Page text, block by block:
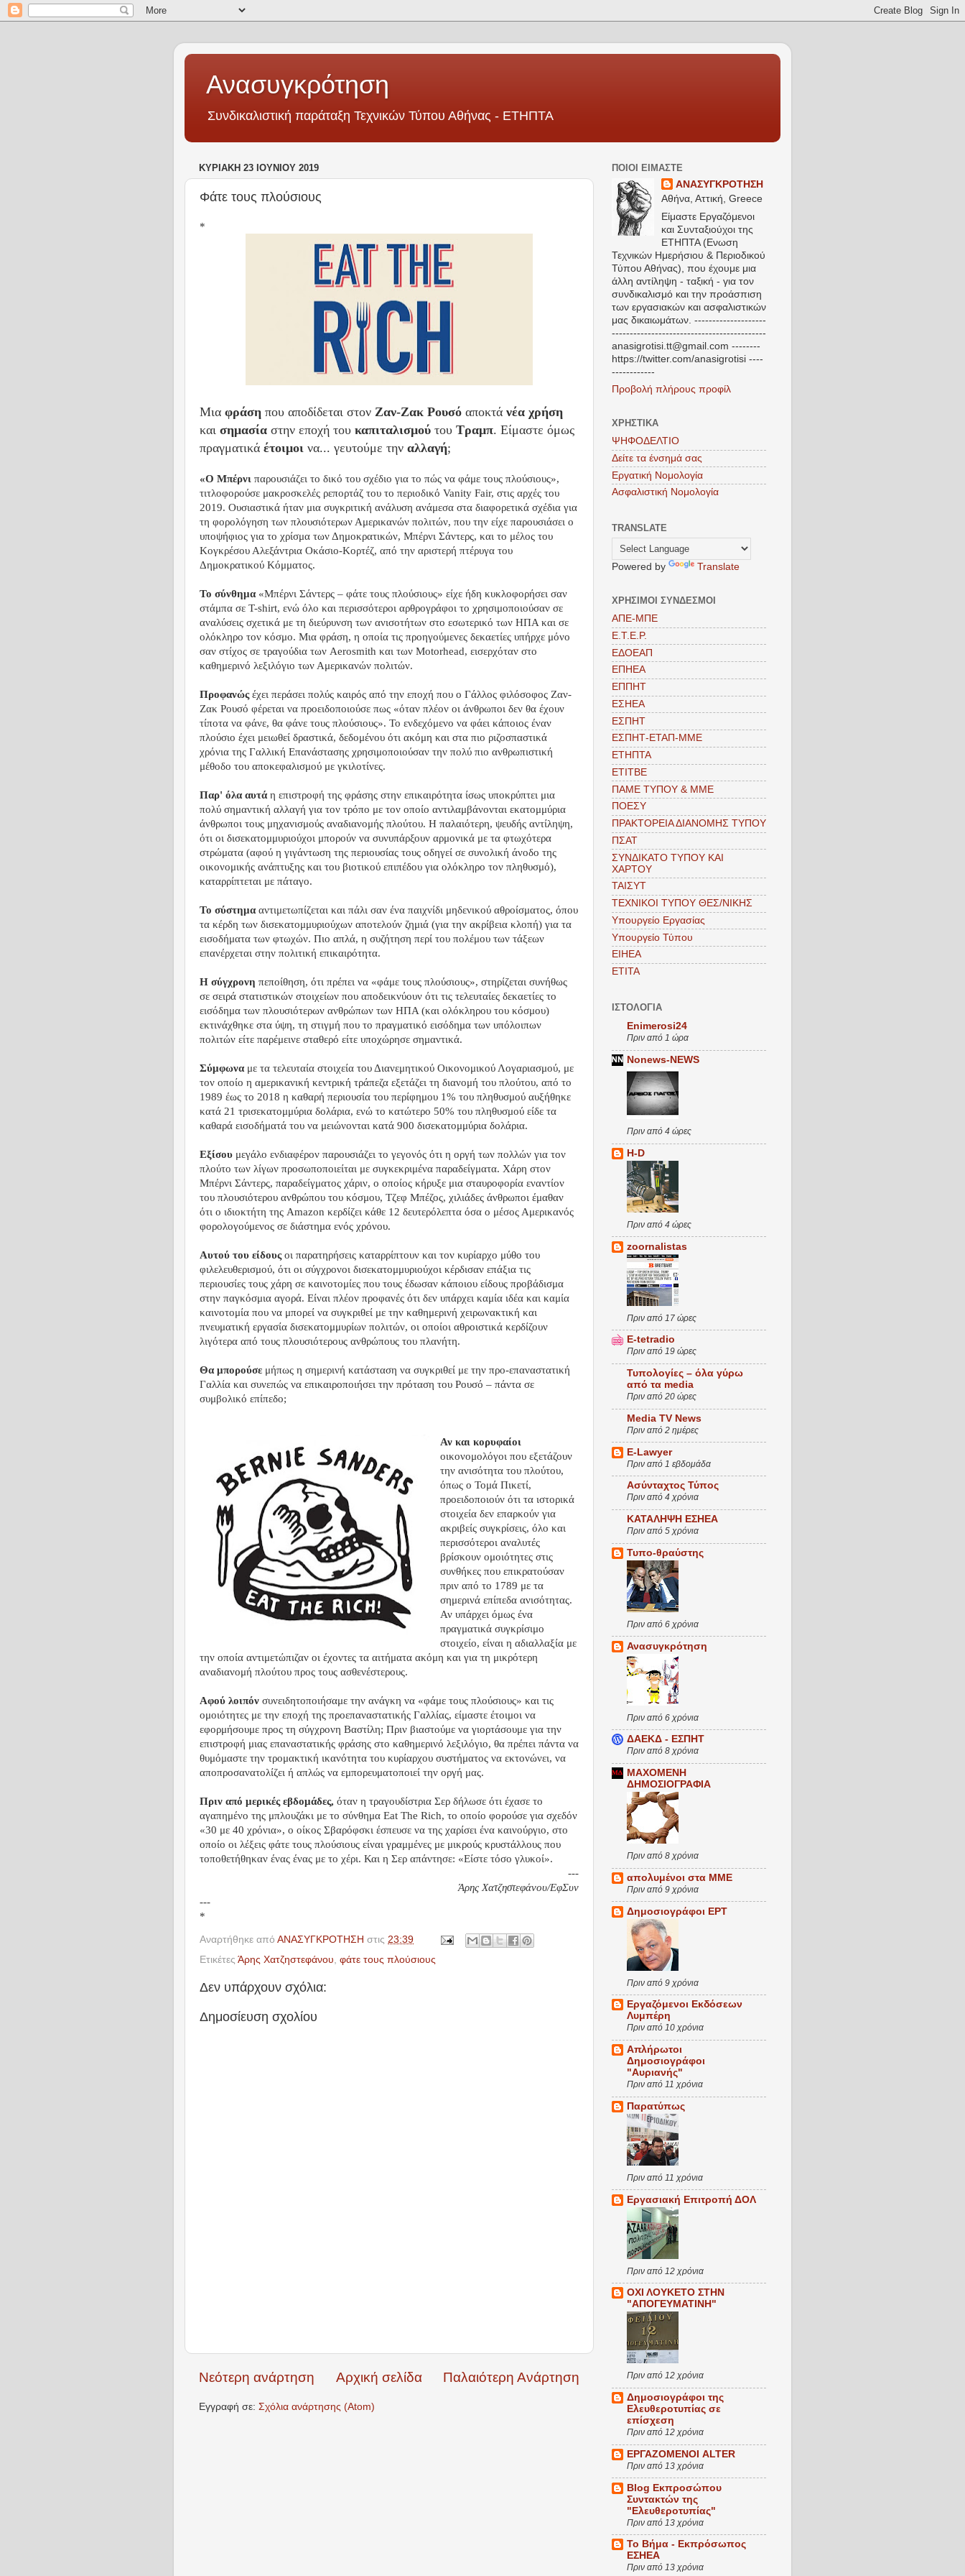
Ανασυγκρότηση
Συνδικαλιστική παράταξη Τεχνικών Τύπου Αθήνας - ΕΤΗΠΤΑ
ΚΥΡΙΑΚΉ 23 ΙΟΥΝΊΟΥ 2019
Φάτε τους πλούσιους
*
Μια φράση που αποδίδεται στον Ζαν-Ζακ Ρουσό αποκτά νέα χρήση
και σημασία στην εποχή του καπιταλισμού του Τραμπ. Είμαστε όμως
πραγματικά έτοιμοι να... γευτούμε την αλλαγή;
«Ο Μπέρνι παρουσιάζει το δικό του σχέδιο για το πώς να φάμε τους πλούσιους»,
τιτλοφορούσε μακροσκελές ρεπορτάζ του το περιοδικό Vanity Fair, στις αρχές του
2019. Ουσιαστικά ήταν μια συγκριτική ανάλυση ανάμεσα στα διαφορετικά σχέδια για
τη φορολόγηση των πλουσιότερων Αμερικανών πολιτών, που την είχε παρουσιάσει ο
υποψήφιος για το χρίσμα των Δημοκρατικών, Μπέρνι Σάντερς, και το μέλος του
Κογκρέσου Αλεξάντρια Οκάσιο-Κορτέζ, από την αριστερή πτέρυγα του
Δημοκρατικού Κόμματος.
Το σύνθημα «Μπέρνι Σάντερς – φάτε τους πλούσιους» είχε ήδη κυκλοφορήσει σαν
στάμπα σε T-shirt, ενώ όλο και περισσότεροι αρθρογράφοι το χρησιμοποιούσαν σε
αναλύσεις σχετικά με τη διεύρυνση των ανισοτήτων στο εσωτερικό των ΗΠΑ και σε
ολόκληρο τον κόσμο. Μια φράση, η οποία τις προηγούμενες δεκαετίες υπήρχε μόνο
σαν στίχος σε τραγούδια των Aerosmith και των Motorhead, εισερχόταν στο
καθημερινό λεξιλόγιο των Αμερικανών πολιτών.
Προφανώςέχει περάσει πολύς καιρός από την εποχή που ο Γάλλος φιλόσοφος Ζαν-
Ζακ Ρουσό φέρεται να προειδοποιούσε πως «όταν πλέον οι άνθρωποι δεν θα έχουν
τίποτα να φάνε, θα φάνε τους πλούσιους». Το ενδεχόμενο να φάει κάποιος έναν
πλούσιο έχει μειωθεί δραστικά, δεδομένου ότι ακόμη και στα πιο ριζοσπαστικά
χρόνια της Γαλλική Επανάστασης χρησιμοποιούσαν την πολύ πιο ανθρωπιστική
μέθοδο του αποκεφαλισμού με γκιλοτίνες.
Παρ' όλα αυτά η επιστροφή της φράσης στην επικαιρότητα ίσως υποκρύπτει μια
πολύ σημαντική αλλαγή για τον τρόπο με τον οποίο αντιλαμβάνονται εκατομμύρια
άνθρωποι τους μηχανισμούς αναδιανομής πλούτου. Η παλαιότερη, ψευδής αντίληψη,
ότι οι δισεκατομμυριούχοι μπορούν να συνυπάρξουν αρμονικά με τα φτωχότερα
στρώματα (αφού η γιγάντωση της περιουσίας τους οδηγεί σε συνολική άνοδο της
οικονομικής ανάπτυξης και του βιοτικού επιπέδου για ολόκληρο τον πληθυσμό),
καταρρίπτεται με πάταγο.
Το σύστημα αντιμετωπίζεται και πάλι σαν ένα παιχνίδι μηδενικού αθροίσματος, όπου
τα κέρδη των δισεκατομμυριούχων αποτελούν ζημιά (για την ακρίβεια κλοπή) για τα
εισοδήματα των φτωχών. Πιο απλά, η συζήτηση περί του πολέμου των τάξεων
επανέρχεται στην πολιτική επικαιρότητα.
H σύγχρονη πεποίθηση, ότι πρέπει να «φάμε τους πλούσιους», στηρίζεται συνήθως
σε σειρά στατιστικών στοιχείων που αποδεικνύουν ότι τις τελευταίες δεκαετίες το
εισόδημα των πλουσιότερων ανθρώπων των ΗΠΑ (και ολόκληρου του κόσμου)
εκτινάχθηκε στα ύψη, τη στιγμή που το πραγματικό εισόδημα των υπόλοιπων
πολιτών είτε παρέμεινε σταθερό είτε υποχώρησε σημαντικά.
Σύμφωνα με τα τελευταία στοιχεία του Διανεμητικού Οικονομικού Λογαριασμού, με
τον οποίο η αμερικανική κεντρική τράπεζα εξετάζει τη διανομή του πλούτου, από το
1989 έως το 2018 η καθαρή περιουσία του περίφημου 1% του πληθυσμού αυξήθηκε
κατά 21 τρισεκατομμύρια δολάρια, ενώ το κατώτερο 50% του πληθυσμού είδε τα
καθαρά εισοδήματά του να μειώνονται κατά 900 δισεκατομμύρια δολάρια.
Εξίσου μεγάλο ενδιαφέρον παρουσιάζει το γεγονός ότι η οργή των πολλών για τον
πλούτο των λίγων προσωποποιείται με συγκεκριμένα παραδείγματα. Χάρη στον
Μπέρνι Σάντερς, παραδείγματος χάριν, ο οποίος κήρυξε μια σταυροφορία εναντίον
του πλουσιότερου ανθρώπου του κόσμου, Τζεφ Μπέζος, χιλιάδες άνθρωποι έμαθαν
ότι ο ιδιοκτήτη της Amazon κερδίζει κάθε 12 δευτερόλεπτα όσα ο μέσος Αμερικανός
φορολογούμενος σε διάστημα ενός χρόνου.
Αυτού του είδουςοι παρατηρήσεις καταρρίπτουν και τον κυρίαρχο μύθο του
φιλελευθερισμού, ότι οι σύγχρονοι δισεκατομμυριούχοι κέρδισαν επάξια τις
περιουσίες τους χάρη σε καινοτομίες που τους έδωσαν κάποιου είδους προβάδισμα
στην παγκόσμια αγορά. Είναι πλέον προφανές ότι δεν υπάρχει καμία ιδέα και καμία
καινοτομία που να μπορεί να συγκριθεί με την καθημερινή χειρωνακτική και
πνευματική εργασία δισεκατομμυρίων πολιτών, οι οποίοι αθροιστικά κερδίζουν
λιγότερα από τους πλουσιότερους ανθρώπους του πλανήτη.
Θα μπορούσε μήπως η σημερινή κατάσταση να συγκριθεί με την προ-επαναστατική
Γαλλία και συνεπώς να επικαιροποιήσει την πρόταση του Ρουσό – πάντα σε
συμβολικό επίπεδο;
Αν και κορυφαίοι
οικονομολόγοι που εξετάζουν
την ανισότητα του πλούτου,
όπως ο Τομά Πικετί,
προειδοποιούν ότι τα ιστορικά
στοιχεία δεν επαρκούν για
ακριβείς συγκρίσεις, όλο και
περισσότεροι αναλυτές
βρίσκουν ομοιότητες στις
συνθήκες που επικρατούσαν
πριν από το 1789 με τα
σημερινά επίπεδα ανισότητας.
Αν υπάρχει όμως ένα
πραγματικά συγκρίσιμο
στοιχείο, είναι η αδιαλλαξία με
την οποία αντιμετώπιζαν οι έχοντες τα αιτήματα ακόμη και για τη μικρότερη
αναδιανομή πλούτου προς τους ασθενέστερους.
Αφού λοιπόν συνειδητοποιήσαμε την ανάγκη να «φάμε τους πλούσιους» και τις
ομοιότητες με την εποχή της προεπαναστατικής Γαλλίας, είμαστε έτοιμοι να
εφορμήσουμε προς τη σύγχρονη Βαστίλη; Πριν βιαστούμε να γιορτάσουμε για την
επιστροφή μιας επαναστατικής φράσης στο καθημερινό λεξιλόγιο, θα πρέπει πάντα να
θυμόμαστε την τρομακτική ικανότητα του κυρίαρχου συστήματος να εκτονώνει, να
αποπροσανατολίζει ή απλώς να εμπορευματοποιεί την οργή μας.
Πριν από μερικές εβδομάδες, όταν η τραγουδίστρια Σερ δήλωσε ότι έχασε το
αγαπημένο της μπλουζάκι με το σύνθημα Eat The Rich, το οποίο φορούσε για σχεδόν
«30 με 40 χρόνια», ο οίκος Σβαρόφσκι έσπευσε να της χαρίσει ένα καινούργιο, στο
οποίο οι λέξεις φάτε τους πλούσιους είναι γραμμένες με μικρούς κρυστάλλους που
τοποθετήθηκαν ένας ένας με το χέρι. Και η Σερ απάντησε: «Είστε τόσο γλυκοί».
---
Άρης Χατζηστεφάνου/ΕφΣυν
---
*
Αναρτήθηκε από ΑΝΑΣΥΓΚΡΟΤΗΣΗ στις 23:39
Ετικέτες Άρης Χατζηστεφάνου φάτε τους πλούσιους
Δεν υπάρχουν σχόλια:
Δημοσίευση σχολίου
Νεότερη ανάρτηση Παλαιότερη Ανάρτηση
Αρχική σελίδα
Εγγραφή σε: Σχόλια ανάρτησης (Atom)
ΠΟΙΟΙ ΕΙΜΑΣΤΕ
ΑΝΑΣΥΓΚΡΟΤΗΣΗ
Αθήνα, Αττική, Greece
Είμαστε Εργαζόμενοι
και Συνταξιούχοι της
ΕΤΗΠΤΑ (Ενωση
Τεχνικών Ημερήσιου & Περιοδικού
Τύπου Αθήνας), που έχουμε μια
άλλη αντίληψη - ταξική - για τον
συνδικαλισμό και την προάσπιση
των εργασιακών και ασφαλιστικών
μας δικαιωμάτων. --------------------
-------------------------------------------
anasigrotisi.tt@gmail.com --------
https://twitter.com/anasigrotisi ----
------------
Προβολή πλήρους προφίλ
ΧΡΗΣΤΙΚΑ
ΨΗΦΟΔΕΛΤΙΟ
Δείτε τα ένσημά σας
Εργατική Νομολογία
Ασφαλιστική Νομολογία
TRANSLATE
Powered by Translate
ΧΡΗΣΙΜΟΙ ΣΥΝΔΕΣΜΟΙ
ΑΠΕ-ΜΠΕ
Ε.Τ.Ε.Ρ.
ΕΔΟΕΑΠ
ΕΠΗΕΑ
ΕΠΠΗΤ
ΕΣΗΕΑ
ΕΣΠΗΤ
ΕΣΠΗΤ-ΕΤΑΠ-MME
ΕΤΗΠΤΑ
ΕΤΙΤΒΕ
ΠΑΜΕ ΤΥΠΟΥ & ΜΜΕ
ΠΟΕΣΥ
ΠΡΑΚΤΟΡΕΙΑ ΔΙΑΝΟΜΗΣ ΤΥΠΟΥ
ΠΣΑΤ
ΣΥΝΔΙΚΑΤΟ ΤΥΠΟΥ ΚΑΙ
ΧΑΡΤΟΥ
ΤΑΙΣΥΤ
ΤΕΧΝΙΚΟΙ ΤΥΠΟΥ ΘΕΣ/ΝΙΚΗΣ
Υπουργείο Εργασίας
Υπουργείο Τύπου
EIHEA
ETITA
ΙΣΤΟΛΟΓΙΑ
Enimerosi24
Πριν από 1 ώρα
Nonews-NEWS
Πριν από 4 ώρες
H-D
Πριν από 4 ώρες
zoornalistas
Πριν από 17 ώρες
E-tetradio
Πριν από 19 ώρες
Τυπολογίες – όλα γύρω
από τα media
Πριν από 20 ώρες
Media TV News
Πριν από 2 ημέρες
E-Lawyer
Πριν από 1 εβδομάδα
Ασύνταχτος Τύπος
Πριν από 4 χρόνια
ΚΑΤΑΛΗΨΗ ΕΣΗΕΑ
Πριν από 5 χρόνια
Τυπο-θραύστης
Πριν από 6 χρόνια
Ανασυγκρότηση
Πριν από 6 χρόνια
ΔΑΕΚΔ - ΕΣΠΗΤ
Πριν από 8 χρόνια
ΜΑΧΟΜΕΝΗ
ΔΗΜΟΣΙΟΓΡΑΦΙΑ
Πριν από 8 χρόνια
απολυμένοι στα ΜΜΕ
Πριν από 9 χρόνια
Δημοσιογράφοι ΕΡΤ
Πριν από 9 χρόνια
Εργαζόμενοι Εκδόσεων
Λυμπέρη
Πριν από 10 χρόνια
Απλήρωτοι
Δημοσιογράφοι
"Αυριανής"
Πριν από 11 χρόνια
Παρατύπως
Πριν από 11 χρόνια
Εργασιακή Επιτροπή ΔΟΛ
Πριν από 12 χρόνια
ΟΧΙ ΛΟΥΚΕΤΟ ΣΤΗΝ
"ΑΠΟΓΕΥΜΑΤΙΝΗ"
Πριν από 12 χρόνια
Δημοσιογράφοι της
Ελευθεροτυπίας σε
επίσχεση
Πριν από 12 χρόνια
ΕΡΓΑΖΟΜΕΝΟΙ ALTER
Πριν από 13 χρόνια
Blog Εκπροσώπου
Συντακτών της
"Ελευθεροτυπίας"
Πριν από 13 χρόνια
Το Βήμα - Εκπρόσωπος
ΕΣΗΕΑ
Πριν από 13 χρόνια